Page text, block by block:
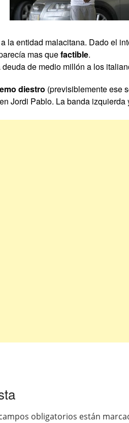
la entidad malacitana. Dado el
mas quefactible.
de medio millón a los
diestro (previsiblemente ese
Jordi Pablo. La banda izquierda
obligatorios están